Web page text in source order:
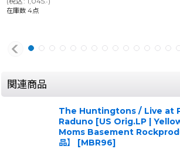
.-
在庫数 4点
関連商品
The Huntingtons / Live at
Raduno [US Orig.LP |
Moms Basement
品】
[MBR96]